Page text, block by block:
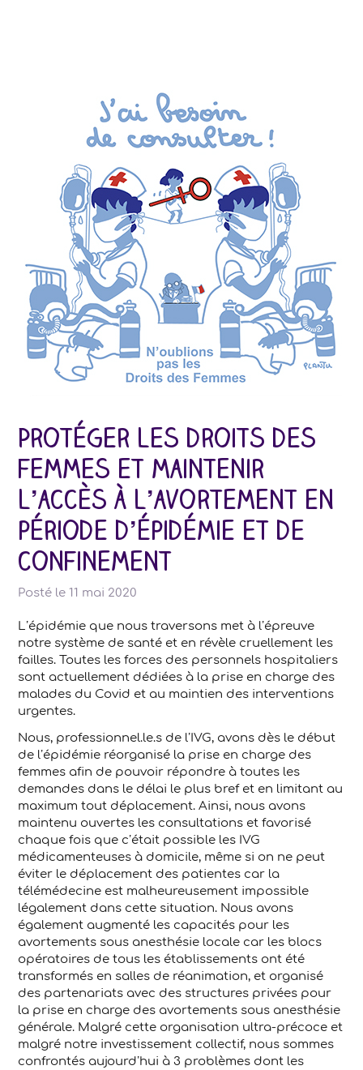
Protéger les droits des
femmes et maintenir
l’accès à l’avortement en
période d’épidémie et de
confinement
Posté le11 mai 2020
L’épidémie que nous traversons met à l’épreuve
notre système de santé et en révèle cruellement les
failles. Toutes les forces des personnels hospitaliers
sont actuellement dédiées à la prise en charge des
malades du Covid et au maintien des interventions
urgentes.
Nous, professionnel.le.s de l’IVG, avons dès le début
de l’épidémie réorganisé la prise en charge des
femmes afin de pouvoir répondre à toutes les
demandes dans le délai le plus bref et en limitant au
maximum tout déplacement. Ainsi, nous avons
maintenu ouvertes les consultations et favorisé
chaque fois que c’était possible les IVG
médicamenteuses à domicile, même si on ne peut
éviter le déplacement des patientes car la
télémédecine est malheureusement impossible
légalement dans cette situation. Nous avons
également augmenté les capacités pour les
avortements sous anesthésie locale car les blocs
opératoires de tous les établissements ont été
transformés en salles de réanimation, et organisé
des partenariats avec des structures privées pour
la prise en charge des avortements sous anesthésie
générale. Malgré cette organisation ultra-précoce et
malgré notre investissement collectif, nous sommes
confrontés aujourd’hui à 3 problèmes dont les